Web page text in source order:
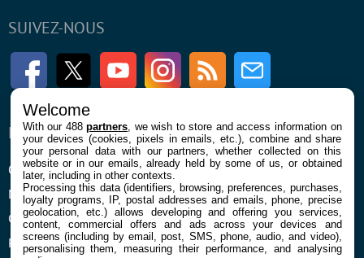
SUIVEZ-NOUS
FacebookTwitter Youtube InstagramRSS Newsletter
ENTREPRISE
Qui sommes nous
Mentions légales et CGU
Confidentialité et Cookies
Préférences cookies
À PROPOS
La rédaction
Contact
Welcome
With our 488partners , we wish to store and access information on
your devices (cookies, pixels in emails, etc.), combine and share
your personal data with our partners, whether collected on this
website or in our emails, already held by some of us, or obtained
later, including in other contexts.
Processing this data (identifiers, browsing, preferences, purchases,
loyalty programs, IP, postal addresses and emails, phone, precise
geolocation, etc.) allows developing and offering you services,
content, commercial offers and ads across your devices and
screens (including by email, post, SMS, phone, audio, and video),
personalising them, measuring their performance, and analysing